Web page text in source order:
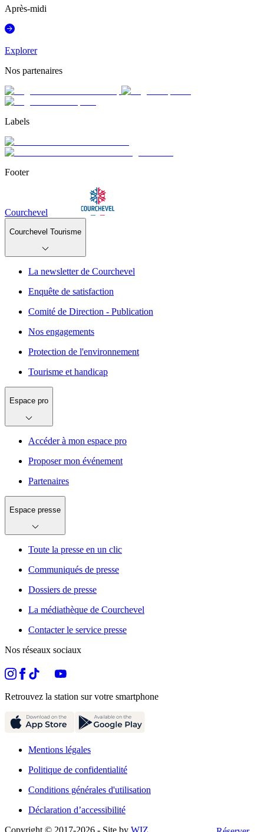
Après-midi
Explorer
Nos partenaires
Labels
Footer
Courchevel
Courchevel Tourisme
La newsletter de Courchevel
Enquête de satisfaction
Comité de Direction - Publication
Nos engagements
Protection de l'environnement
Tourisme et handicap
Espace pro
Accéder à mon espace pro
Proposer mon événement
Partenaires
Espace presse
Toute la presse en un clic
Communiqués de presse
Dossiers de presse
La médiathèque de Courchevel
Contacter le service presse
Nos réseaux sociaux
Retrouvez la station sur votre smartphone
Mentions légales
Politique de confidentialité
Conditions générales d'utilisation
Déclaration d’accessibilité